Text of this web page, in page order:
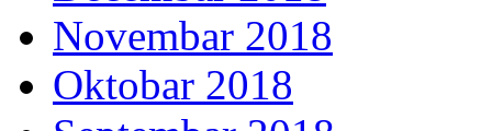
Novembar 2018
Oktobar 2018